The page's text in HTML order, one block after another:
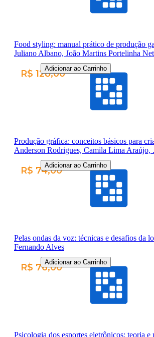
Food styling: manual prático de produção
Juliano Albano, João Martins Portelinha
R$ 128,00Adicionar ao Carrinho
Produção gráfica: conceitos básicos para
Anderson Rodrigues, Camila Lima Araújo,
R$ 74,00Adicionar ao Carrinho
Pelas ondas da voz: técnicas e desafios da
Fernando Alves
R$ 76,00Adicionar ao Carrinho
Psicologia dos esportes eletrônicos: teoria e